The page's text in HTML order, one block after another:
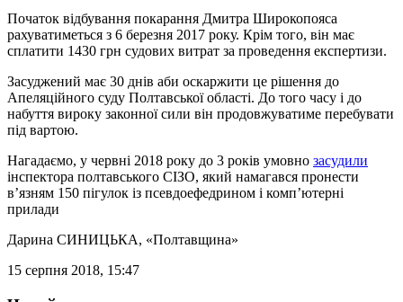
Початок відбування покарання Дмитра Широкопояса
рахуватиметься з 6 березня 2017 року. Крім того, він має
сплатити 1430 грн судових витрат за проведення експертизи.
Засуджений має 30 днів аби оскаржити це рішення до
Апеляційного суду Полтавської області. До того часу і до
набуття вироку законної сили він продовжуватиме перебувати
під вартою.
Нагадаємо, у червні 2018 року до 3 років умовно засудили
інспектора полтавського СІЗО, який намагався пронести
в’язням 150 пігулок із псевдоефедрином і комп’ютерні
прилади
Дарина СИНИЦЬКА, «Полтавщина»
15 серпня 2018, 15:47